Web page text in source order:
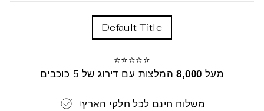
Default Title
⭐⭐⭐⭐⭐
מעל 8,000המלצות עם דירוג של 5 כוכבים
!משלוח חינם לכל חלקי הארץ